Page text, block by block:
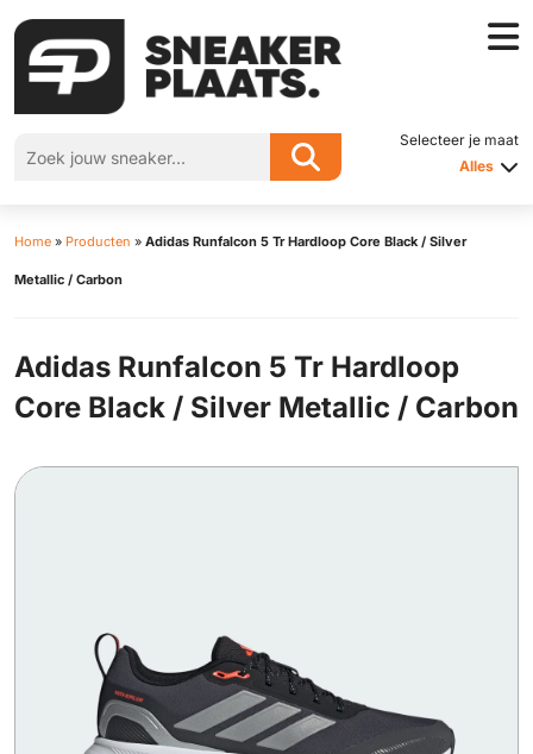
Selecteer je maat
Alles
Home » Producten » Adidas Runfalcon 5 Tr Hardloop Core Black / Silver
Metallic / Carbon
Adidas Runfalcon 5 Tr Hardloop
Core Black / Silver Metallic / Carbon